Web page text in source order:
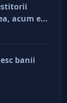
acum e
între
banii